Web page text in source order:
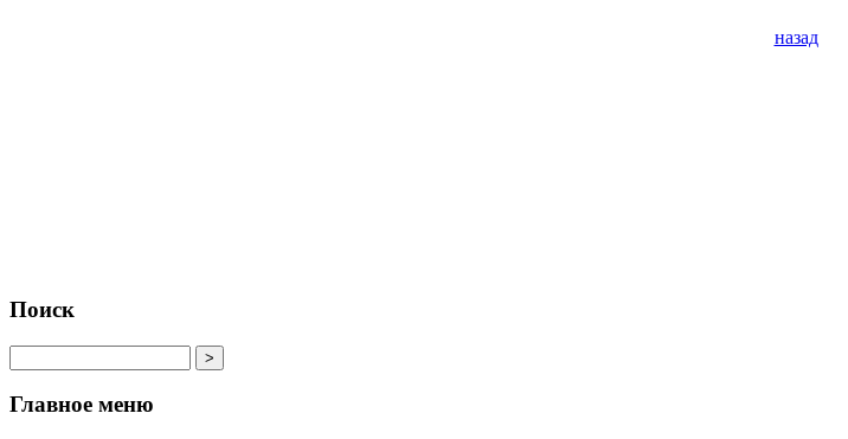
назад
Поиск
Главное меню